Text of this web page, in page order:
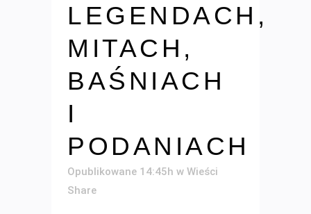
LEGENDACH,
MITACH,
BAŚNIACH
I
PODANIACH
Opublikowane 14:45h w Wieści
Share